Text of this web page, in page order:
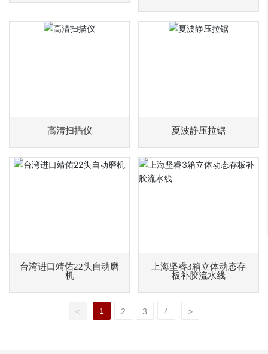
高清扫描仪 夏波静压拉锯
台湾进口靖佑22头自动磨
机
上海坚睿3箱立体动态存
板补胶流水线
< 1 2 3 4 >